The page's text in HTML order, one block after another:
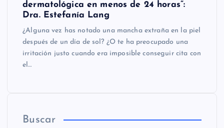
dermatológica en menos de 24 horas”:
Dra. Estefanía Lang
¿Alguna vez has notado una mancha extraña en la piel
después de un día de sol? ¿O te ha preocupado una
irritación justo cuando era imposible conseguir cita con
el…
Buscar